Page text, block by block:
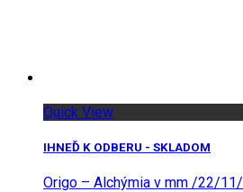
Quick View
IHNEĎ K ODBERU - SKLADOM
Origo – Alchýmia v mm /22/11/